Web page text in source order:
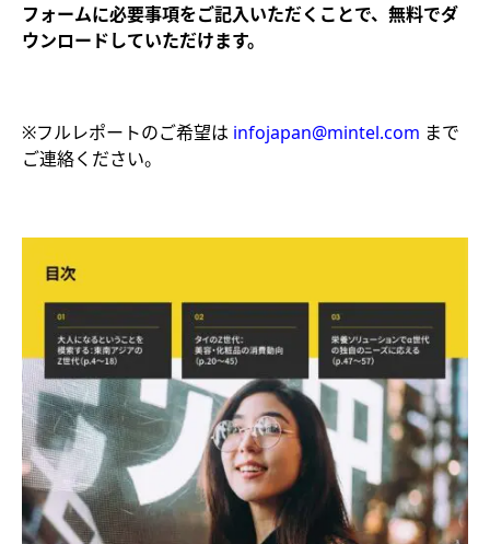
フォームに必要事項をご記入いただくことで、無料でダ
ウンロードしていただけます。
※フルレポートのご希望は infojapan@mintel.com まで
ご連絡ください。